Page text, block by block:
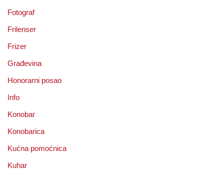
Fotograf
Frilenser
Frizer
Građevina
Honorarni posao
Info
Konobar
Konobarica
Kućna pomoćnica
Kuhar